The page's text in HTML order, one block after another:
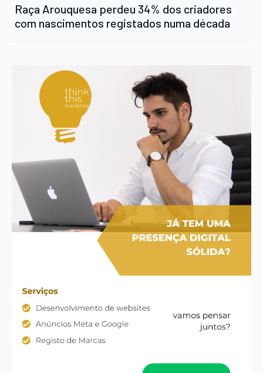
Raça Arouquesa perdeu 34% dos criadores
com nascimentos registados numa década